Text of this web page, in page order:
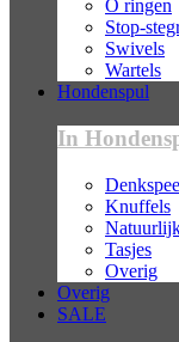
O ringen
Stop-
Swivels
Wartels
Hondenspul
In
Knuffels
Tasjes
Overig
Overig
SALE